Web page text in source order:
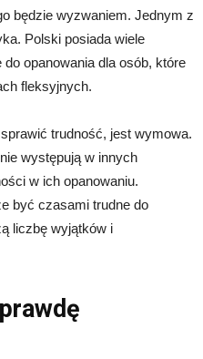
będzie wyzwaniem. Jednym z
Polski posiada wiele
opanowania dla osób, które
fleksyjnych.
trudność, jest wymowa.
występują w innych
w ich opanowaniu.
być czasami trudne do
liczbę wyjątków i